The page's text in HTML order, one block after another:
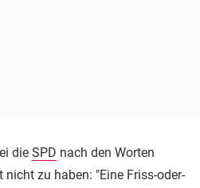
die SPD nach den Worten
zu haben: "Eine Friss-oder-